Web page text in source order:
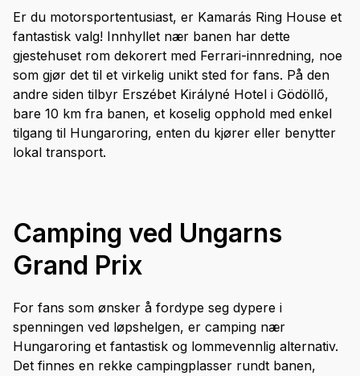
Er du motorsportentusiast, er Kamarás Ring House et
fantastisk valg! Innhyllet nær banen har dette
gjestehuset rom dekorert med Ferrari-innredning, noe
som gjør det til et virkelig unikt sted for fans. På den
andre siden tilbyr Erszébet Királyné Hotel i Gödöllő,
bare 10 km fra banen, et koselig opphold med enkel
tilgang til Hungaroring, enten du kjører eller benytter
lokal transport.
Camping ved Ungarns
Grand Prix
For fans som ønsker å fordype seg dypere i
spenningen ved løpshelgen, er camping nær
Hungaroring et fantastisk og lommevennlig alternativ.
Det finnes en rekke campingplasser rundt banen,